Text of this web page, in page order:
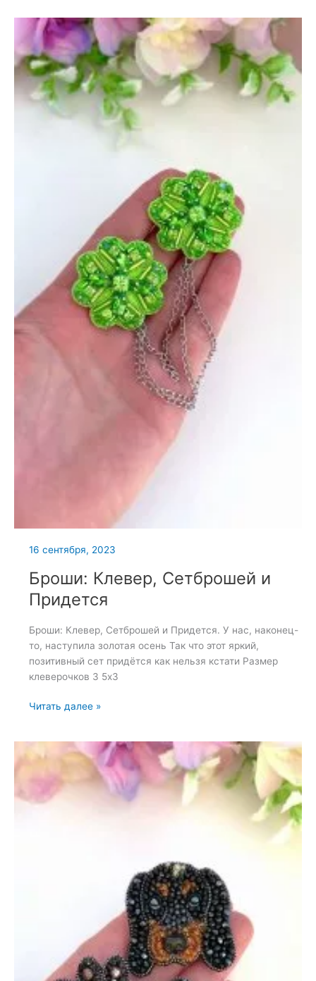
16 сентября, 2023
Броши: Клевер, Сетброшей и
Придется
Броши: Клевер, Сетброшей и Придется. У нас, наконец-
то, наступила золотая осень Так что этот яркий,
позитивный сет придётся как нельзя кстати Размер
клеверочков 3 5х3
Броши:
и
Придется
Читать далее »